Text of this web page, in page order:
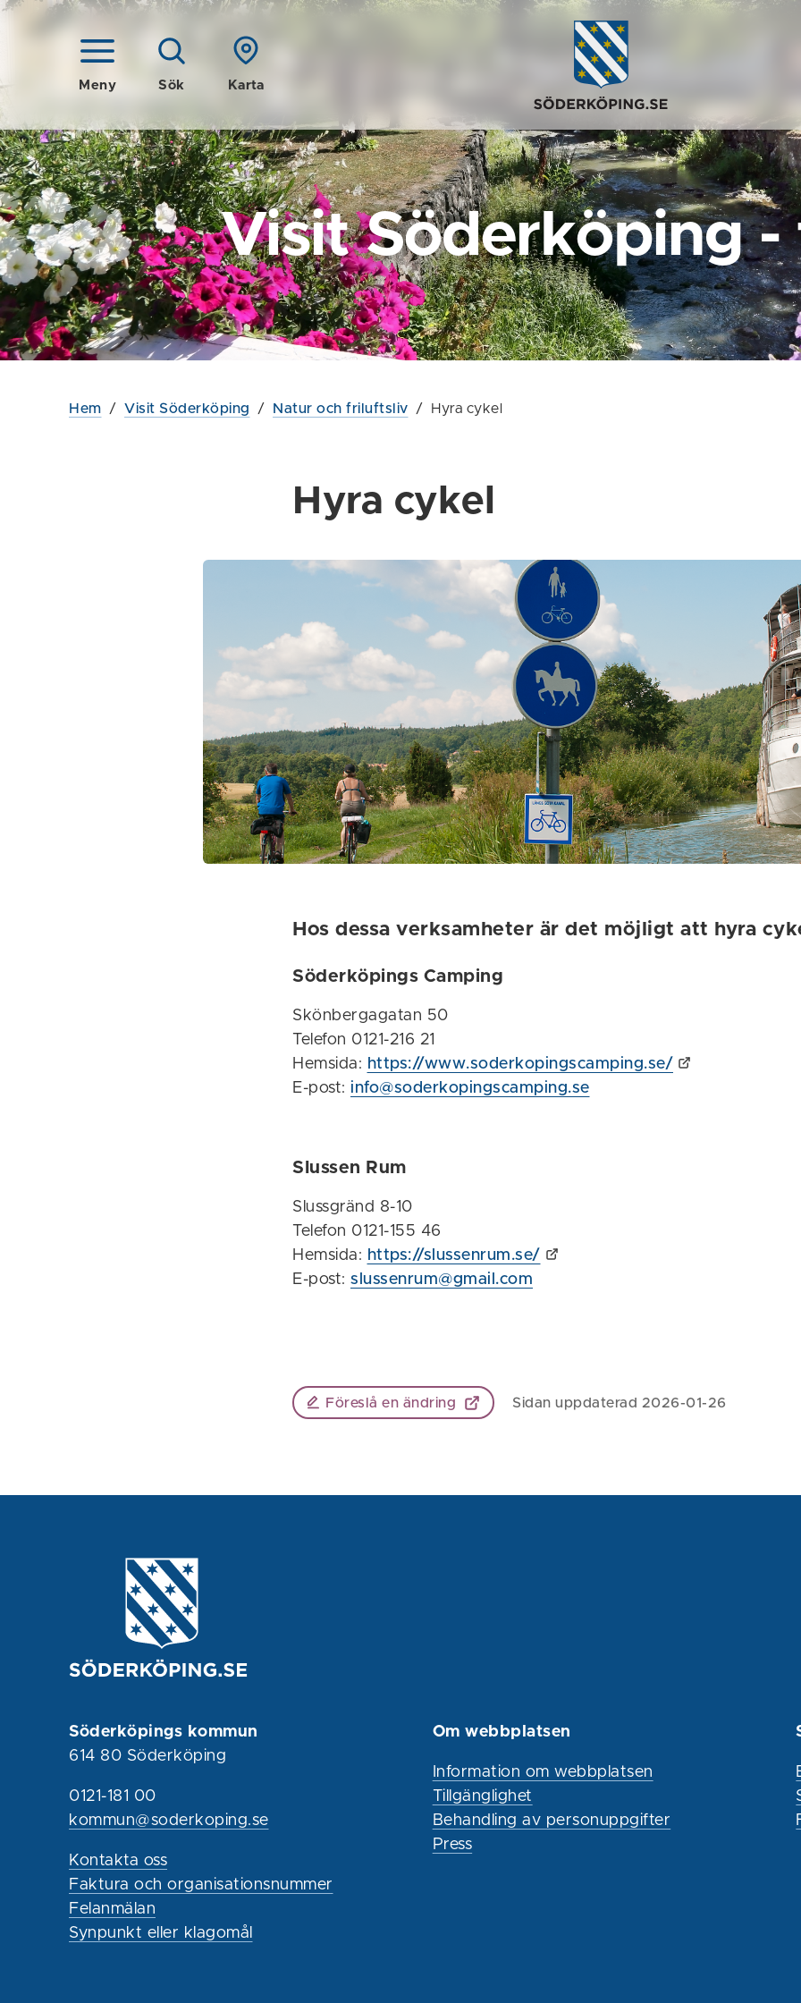
Meny Sök Karta
Visit Söderköping -
Hem / Visit Söderköping / Natur och friluftsliv / Hyra cykel
Hyra cykel
Hos dessa verksamheter är det möjligt att hyra
Söderköpings Camping
Skönbergagatan 50
Telefon 0121-216 21
Hemsida: https://www.soderkopingscamping.se/
E-post: info@soderkopingscamping.se
Slussen Rum
Slussgränd 8-10
Telefon 0121-155 46
Hemsida: https://slussenrum.se/
E-post: slussenrum@gmail.com
Föreslå en ändring Sidan uppdaterad 2026-01-26
Söderköpings kommun
614 80 Söderköping
0121-181 00
kommun@soderkoping.se
Kontakta oss
Faktura och organisationsnummer
Felanmälan
Synpunkt eller klagomål
Om webbplatsen
Information om webbplatsen
Tillgänglighet
Behandling av personuppgifter
Press